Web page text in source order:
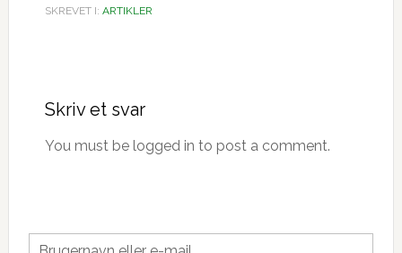
SKREVET I: ARTIKLER
Skriv et svar
You must be logged in to post a comment.
Primær